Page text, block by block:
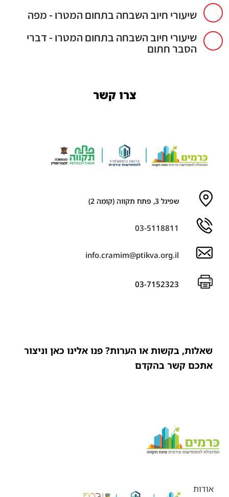
שיעורי חיוב השבחה בתחום המטרו​​ - מפה
שיעורי חיוב השבחה בתחום המטרו - דברי
הסבר חתום
צרו קשר
שפיגל 3, פתח תקווה (קומה 2)
03-5118811
info.cramim@ptikva.org.il
03-7152323
שאלות, בקשות או הערות? פנו אלינו כאן וניצור
אתכם קשר בהקדם
אודות